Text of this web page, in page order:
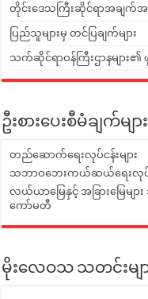
တိုင်းဒေသကြီးဆိုင်ရာအချက်အ
ပြည်သူများမှ တင်ပြချက်များ
သက်ဆိုင်ရာဝန်ကြီးဌာနများ၏ ဖု
ဦးစားပေးစီမံချက်များ
တည်ဆောက်ရေးလုပ်ငန်းများ
သဘာဝဘေးကယ်ဆယ်ရေးလုပ်င
လယ်ယာမြေနှင့် အခြားမြေမျ
ကော်မတီ
မိုးလေဝသ သတင်းမျာ